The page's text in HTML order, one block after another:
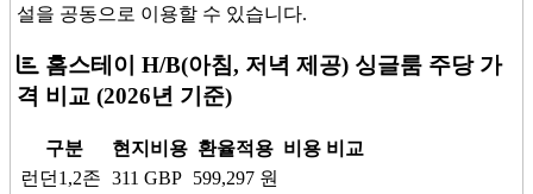
설을 공동으로 이용할 수 있습니다.
홈스테이 H/B(아침, 저녁 제공) 싱글룸 주당 가
격 비교 (2026년 기준)
구분 현지비용 환율적용 비용 비교
런던1,2존 311 GBP 599,297 원